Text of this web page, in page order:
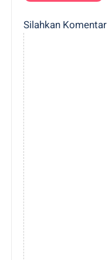
Silahkan Komentar